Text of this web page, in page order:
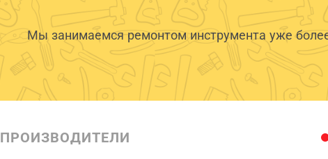
Мы занимаемся ремонтом инструмента уже
ПРОИЗВОДИТЕЛИ